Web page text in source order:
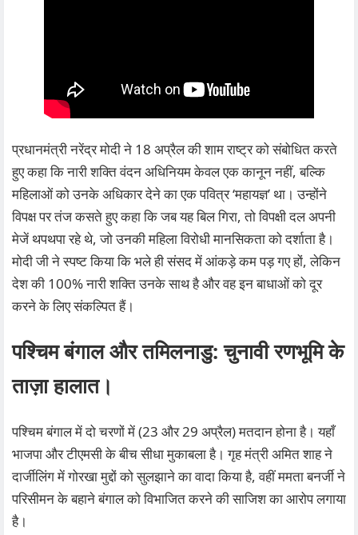
प्रधानमंत्री नरेंद्र मोदी ने 18 अप्रैल की शाम राष्ट्र को संबोधित करते
हुए कहा कि नारी शक्ति वंदन अधिनियम केवल एक कानून नहीं, बल्कि
महिलाओं को उनके अधिकार देने का एक पवित्र ‘महायज्ञ’ था। उन्होंने
विपक्ष पर तंज कसते हुए कहा कि जब यह बिल गिरा, तो विपक्षी दल अपनी
मेजें थपथपा रहे थे, जो उनकी महिला विरोधी मानसिकता को दर्शाता है।
मोदी जी ने स्पष्ट किया कि भले ही संसद में आंकड़े कम पड़ गए हों, लेकिन
देश की 100% नारी शक्ति उनके साथ है और वह इन बाधाओं को दूर
करने के लिए संकल्पित हैं।
पश्चिम बंगाल और तमिलनाडु: चुनावी रणभूमि के
ताज़ा हालात।
पश्चिम बंगाल में दो चरणों में (23 और 29 अप्रैल) मतदान होना है। यहाँ
भाजपा और टीएमसी के बीच सीधा मुकाबला है। गृह मंत्री अमित शाह ने
दार्जीलिंग में गोरखा मुद्दों को सुलझाने का वादा किया है, वहीं ममता बनर्जी ने
परिसीमन के बहाने बंगाल को विभाजित करने की साजिश का आरोप लगाया
है।